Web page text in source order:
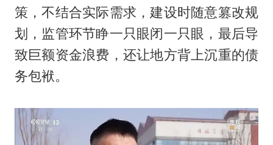
策，不结合实际需求，建设时随意篡改规
划，监管环节睁一只眼闭一只眼，最后导
致巨额资金浪费，还让地方背上沉重的债
务包袱。